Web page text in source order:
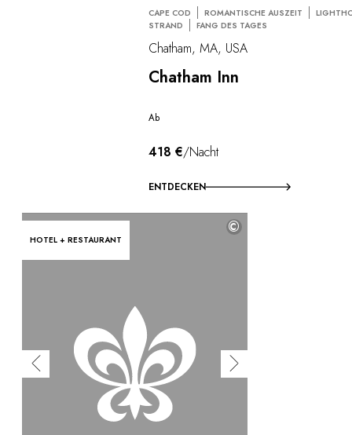
CAPE COD ROMANTISCHE AUSZEIT
STRAND
FANG DES TAGES
Chatham, MA, USA
Chatham Inn
Ab
418 €/Nacht
ENTDECKEN
HOTEL + RESTAURANT
©